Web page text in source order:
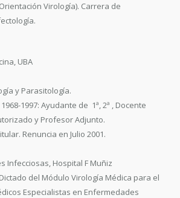
Virología). Carrera de
UBA
y Parasitología.
1997: Ayudante de 1ª, 2ª , Docente
y Profesor Adjunto.
Renuncia en Julio 2001.
Infecciosas, Hospital F Muñiz
del Módulo Virología Médica para el
Especialistas en Enfermedades